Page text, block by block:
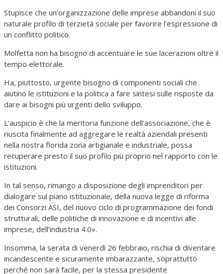
Stupisce che un'organizzazione delle imprese abbandoni il suo
naturale profilo di terzietà sociale per favorire l'espressione di
un conflitto politico.
Molfetta non ha bisogno di accentuare le sue lacerazioni oltre il
tempo elettorale.
Ha, piuttosto, urgente bisogno di componenti sociali che
aiutino le istituzioni e la politica a fare sintesi sulle risposte da
dare ai bisogni più urgenti dello sviluppo.
L'auspicio è che la meritoria funzione dell'associazione, che è
riuscita finalmente ad aggregare le realtà aziendali presenti
nella nostra florida zona artigianale e industriale, possa
recuperare presto il suo profilo più proprio nel rapporto con le
istituzioni.
In tal senso, rimango a disposizione degli imprenditori per
dialogare sul piano istituzionale, della nuova legge di riforma
dei Consorzi ASI, del nuovo ciclo di programmazione dei fondi
strutturali, delle politiche di innovazione e di incentivi alle
imprese, dell'industria 4.0».
Insomma, la serata di venerdì 26 febbraio, rischia di diventare
incandescente e sicuramente imbarazzante, soprattutto
perché non sarà facile, per la stessa presidente